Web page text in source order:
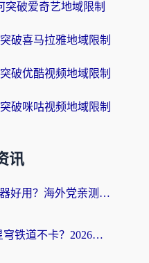
突破爱奇艺地域限制
破喜马拉雅地域限制
破优酷视频地域限制
破咪咕视频地域限制
讯
玩奇迹MU什么加速器好用？海外党亲测：这款加速器让你告别延迟卡顿！
欧洲怎么玩崩坏：星穹铁道不卡？2026海外玩家国服游戏加速器终极攻略